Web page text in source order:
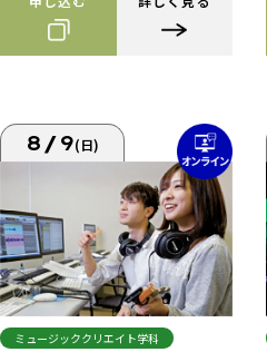
8/9(日)
ミュージッククリエイト学科